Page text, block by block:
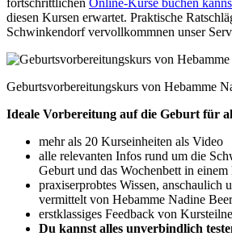
diesen Kursen erwartet. Praktische
Schwinkendorf vervollkommnen unser
Geburtsvorbereitungskurs von Hebamme
Ideale Vorbereitung auf die Geburt für
mehr als 20 Kurseinheiten als Video
alle relevanten Infos rund um die
Geburt und das Wochenbett in
praxiserprobtes Wissen, anschaulich
vermittelt von Hebamme Nadine
erstklassiges Feedback von
Du kannst alles unverbindlich